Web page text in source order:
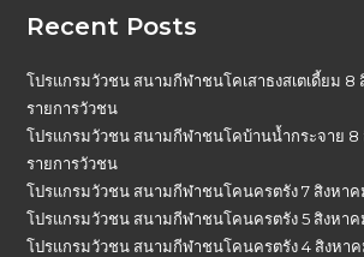
Recent Posts
โปรแกรมวัวชน สนามกีฬาชนโคเสาธงสเตเดี้ยม 8
รายการวัวชน
โปรแกรมวัวชน สนามกีฬาชนโคบ้านน้ำกระจาย 8
รายการวัวชน
โปรแกรมวัวชน สนามกีฬาชนโคนครตรัง 7 สิงหาค
โปรแกรมวัวชน สนามกีฬาชนโคนครตรัง 5 สิงหาค
โปรแกรมวัวชน สนามกีฬาชนโคนครตรัง 4 สิงหา